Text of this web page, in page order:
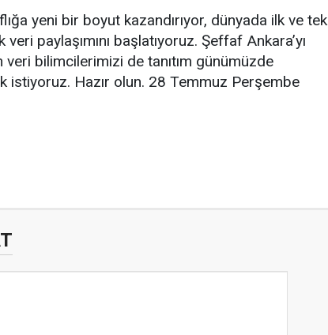
yeni bir boyut kazandırıyor, dünyada ilk ve tek
veri paylaşımını başlatıyoruz. Şeffaf Ankara’yı
bilimcilerimizi de tanıtım günümüzde
istiyoruz. Hazır olun. 28 Temmuz Perşembe